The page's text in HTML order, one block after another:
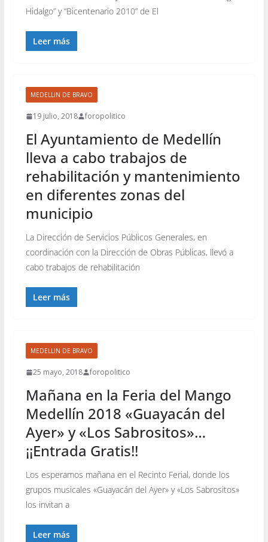
Hidalgo” y “Bicentenario 2010” de El
Leer más
MEDELLIN DE BRAVO
19 julio, 2018 foropolitico
El Ayuntamiento de Medellín
lleva a cabo trabajos de
rehabilitación y mantenimiento
en diferentes zonas del
municipio
La Dirección de Servicios Públicos Generales, en
coordinación con la Dirección de Obras Públicas, llevó a
cabo trabajos de rehabilitación
Leer más
MEDELLIN DE BRAVO
25 mayo, 2018 foropolitico
Mañana en la Feria del Mango
Medellín 2018 «Guayacán del
Ayer» y «Los Sabrositos»…
¡¡Entrada Gratis!!
Los esperamos mañana en el Recinto Ferial, donde los
grupos musicales «Guayacán del Ayer» y «Los Sabrositos»
los invitan a
Leer más